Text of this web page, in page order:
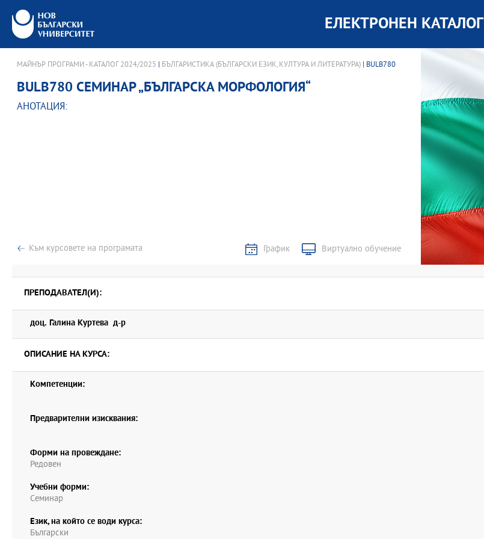
ЕЛЕКТРОНЕН КАТАЛОГ
МАЙНЪР ПРОГРАМИ - КАТАЛОГ 2024/2025 БЪЛГАРИСТИКА (БЪЛГАРСКИ ЕЗИК, КУЛТУРА И ЛИТЕРАТУРА) | BULB780
BULB780 СЕМИНАР „БЪЛГАРСКА МОРФОЛОГИЯ“
АНОТАЦИЯ:
Към курсовете на програмата График Виртуално обучение
ПРЕПОДАВАТЕЛ(И):
доц. Галина Куртева д-р
ОПИСАНИЕ НА КУРСА:
Компетенции:
Предварителни изисквания:
Форми на провеждане:
Редовен
Учебни форми:
Семинар
Език, на който се води курса:
Български